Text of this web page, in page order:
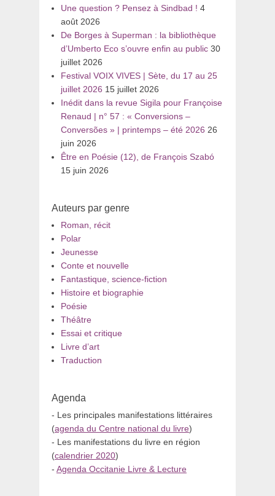
Une question ? Pensez à Sindbad ! 4
août 2026
De Borges à Superman : la bibliothèque
d’Umberto Eco s’ouvre enfin au public 30
juillet 2026
Festival VOIX VIVES | Sète, du 17 au 25
juillet 2026 15 juillet 2026
Inédit dans la revue Sigila pour Françoise
Renaud | n° 57 : « Conversions –
Conversões » | printemps – été 2026 26
juin 2026
Être en Poésie (12), de François Szabó
15 juin 2026
Auteurs par genre
Roman, récit
Polar
Jeunesse
Conte et nouvelle
Fantastique, science-fiction
Histoire et biographie
Poésie
Théâtre
Essai et critique
Livre d’art
Traduction
Agenda
- Les principales manifestations littéraires
(agenda du Centre national du livre)
- Les manifestations du livre en région
(calendrier 2020)
- Agenda Occitanie Livre & Lecture